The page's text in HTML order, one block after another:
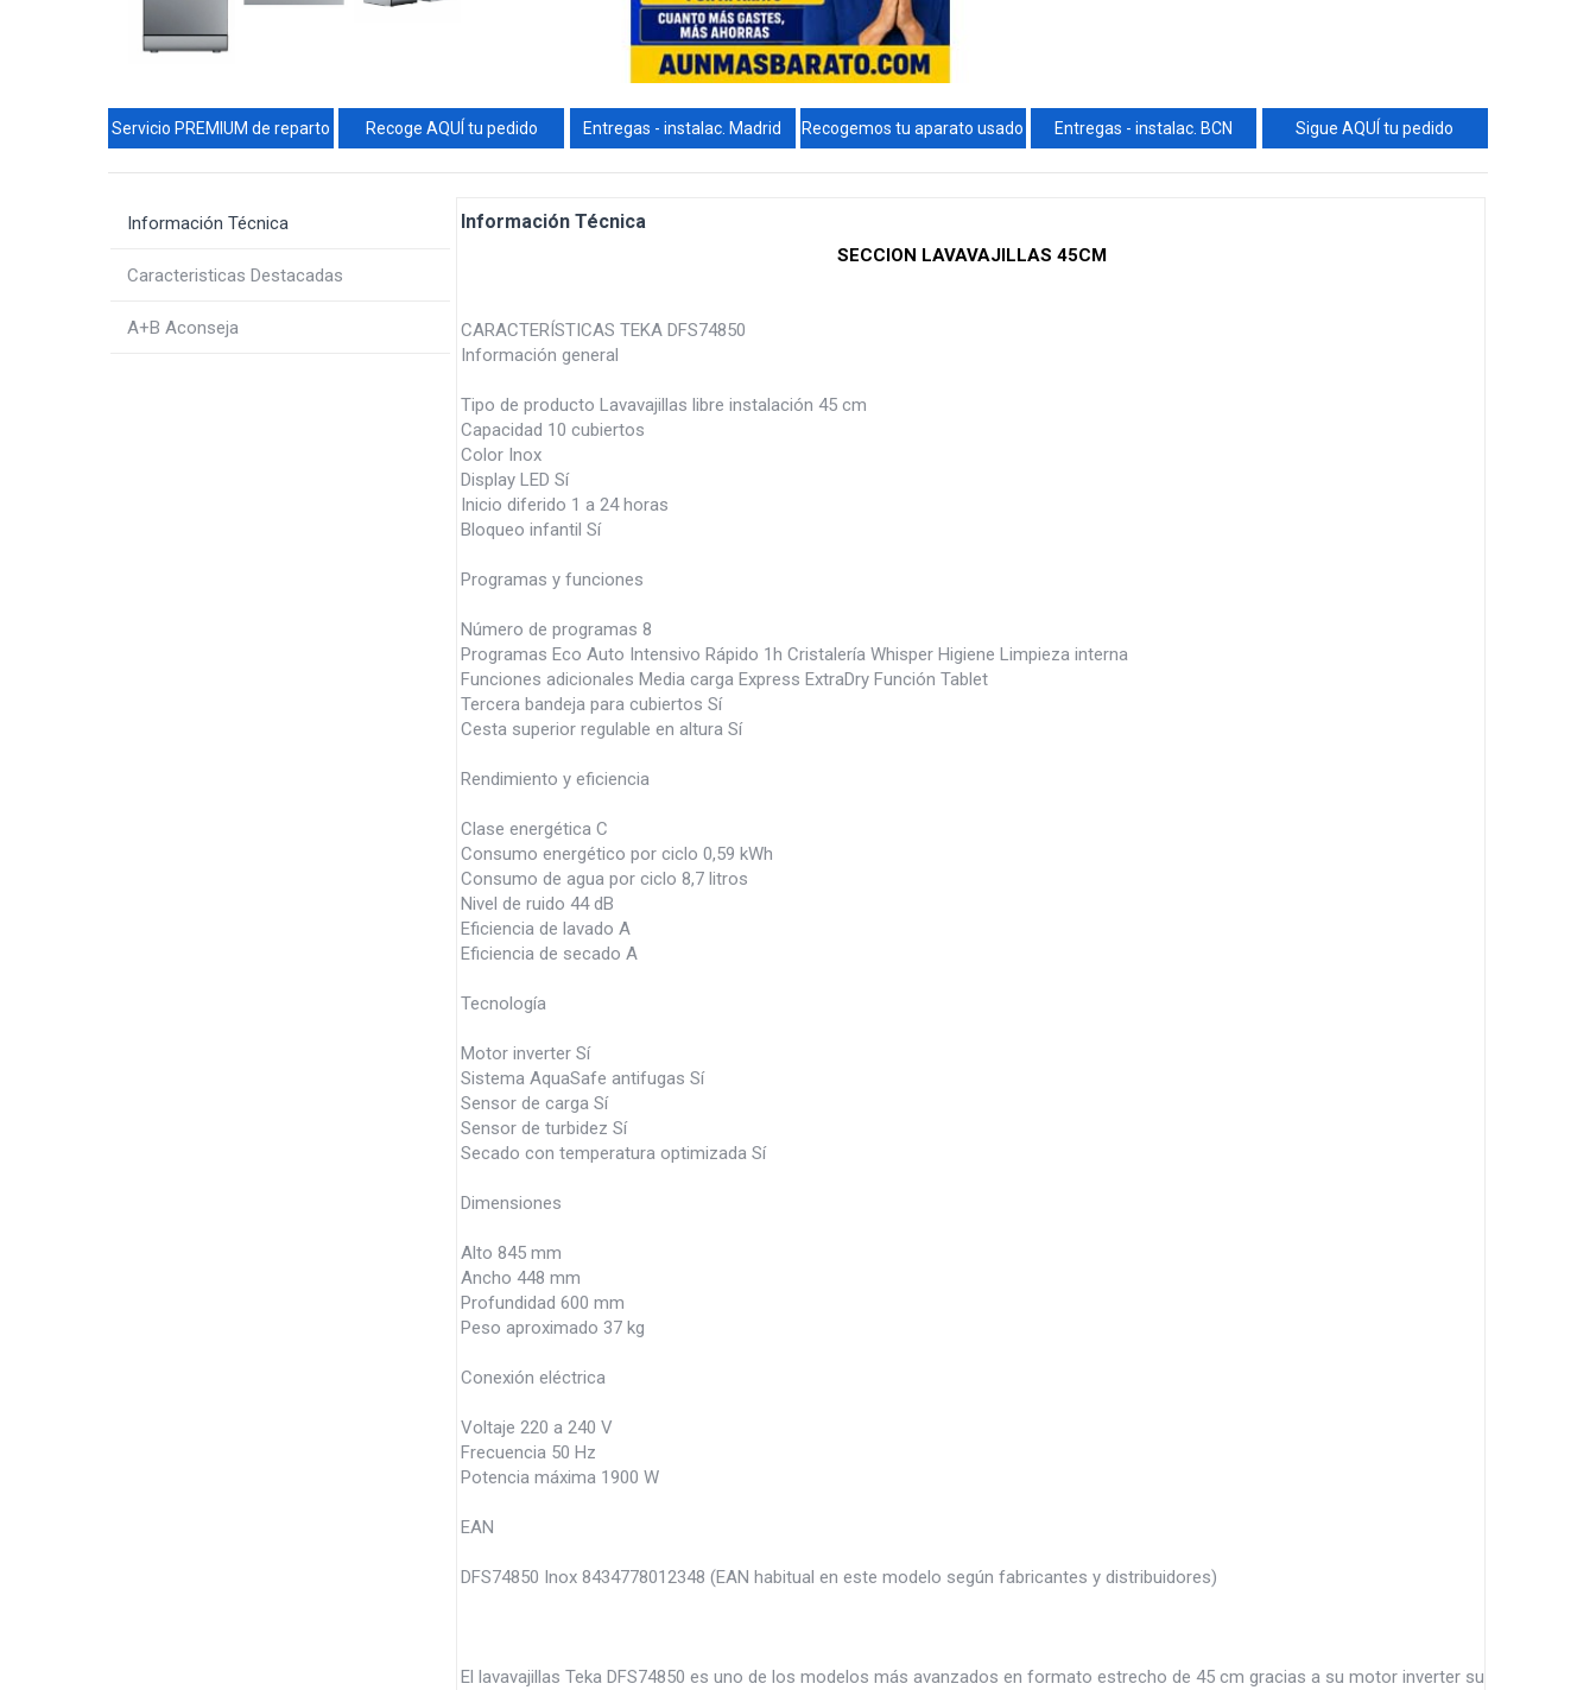
Servicio PREMIUM de reparto Recoge AQUÍ tu pedido Entregas - instalac. Madrid Recogemos tu aparato usado Entregas - instalac. BCN Sigue AQUÍ tu pedido
Información Técnica
Caracteristicas Destacadas
A+B Aconseja
Información Técnica
SECCION LAVAVAJILLAS 45CM
CARACTERÍSTICAS TEKA DFS74850
Información general
Tipo de producto Lavavajillas libre instalación 45 cm
Capacidad 10 cubiertos
Color Inox
Display LED Sí
Inicio diferido 1 a 24 horas
Bloqueo infantil Sí
Programas y funciones
Número de programas 8
Programas Eco Auto Intensivo Rápido 1h Cristalería Whisper Higiene Limpieza interna
Funciones adicionales Media carga Express ExtraDry Función Tablet
Tercera bandeja para cubiertos Sí
Cesta superior regulable en altura Sí
Rendimiento y eficiencia
Clase energética C
Consumo energético por ciclo 0,59 kWh
Consumo de agua por ciclo 8,7 litros
Nivel de ruido 44 dB
Eficiencia de lavado A
Eficiencia de secado A
Tecnología
Motor inverter Sí
Sistema AquaSafe antifugas Sí
Sensor de carga Sí
Sensor de turbidez Sí
Secado con temperatura optimizada Sí
Dimensiones
Alto 845 mm
Ancho 448 mm
Profundidad 600 mm
Peso aproximado 37 kg
Conexión eléctrica
Voltaje 220 a 240 V
Frecuencia 50 Hz
Potencia máxima 1900 W
EAN
DFS74850 Inox 8434778012348 (EAN habitual en este modelo según fabricantes y distribuidores)
El lavavajillas Teka DFS74850 es uno de los modelos más avanzados en formato estrecho de 45 cm gracias a su motor inverter su